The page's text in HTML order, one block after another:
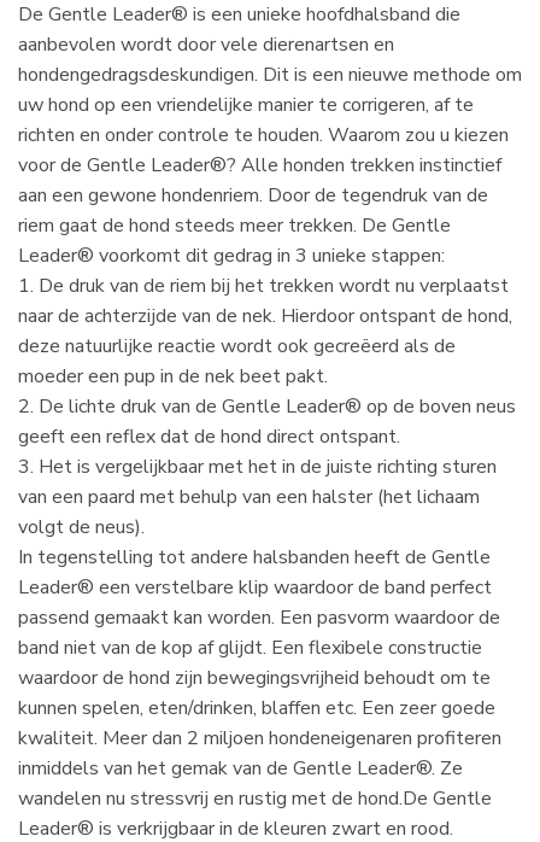
De Gentle Leader® is een unieke hoofdhalsband die
aanbevolen wordt door vele dierenartsen en
hondengedragsdeskundigen. Dit is een nieuwe methode om
uw hond op een vriendelijke manier te corrigeren, af te
richten en onder controle te houden. Waarom zou u kiezen
voor de Gentle Leader®? Alle honden trekken instinctief
aan een gewone hondenriem. Door de tegendruk van de
riem gaat de hond steeds meer trekken. De Gentle
Leader® voorkomt dit gedrag in 3 unieke stappen:
1. De druk van de riem bij het trekken wordt nu verplaatst
naar de achterzijde van de nek. Hierdoor ontspant de hond,
deze natuurlijke reactie wordt ook gecreëerd als de
moeder een pup in de nek beet pakt.
2. De lichte druk van de Gentle Leader® op de boven neus
geeft een reflex dat de hond direct ontspant.
3. Het is vergelijkbaar met het in de juiste richting sturen
van een paard met behulp van een halster (het lichaam
volgt de neus).
In tegenstelling tot andere halsbanden heeft de Gentle
Leader® een verstelbare klip waardoor de band perfect
passend gemaakt kan worden. Een pasvorm waardoor de
band niet van de kop af glijdt. Een flexibele constructie
waardoor de hond zijn bewegingsvrijheid behoudt om te
kunnen spelen, eten/drinken, blaffen etc. Een zeer goede
kwaliteit. Meer dan 2 miljoen hondeneigenaren profiteren
inmiddels van het gemak van de Gentle Leader®. Ze
wandelen nu stressvrij en rustig met de hond.De Gentle
Leader® is verkrijgbaar in de kleuren zwart en rood.